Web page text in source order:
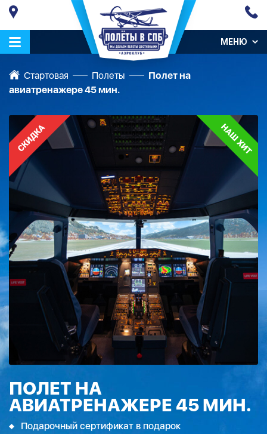
МЕНЮ
Стартовая Полеты
Полет на
авиатренажере 45 мин.
ПОЛЕТ НА
АВИАТРЕНАЖЕРЕ 45 МИН.
Подарочный сертификат в подарок